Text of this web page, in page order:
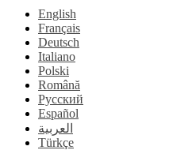
English
Français
Deutsch
Italiano
Polski
Română
Русский
Español
العربية
Türkçe